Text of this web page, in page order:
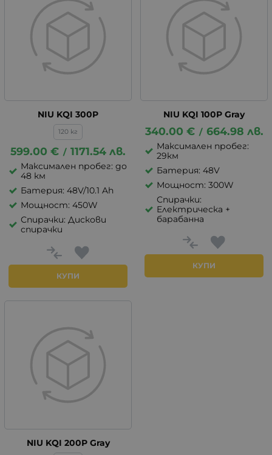
NIU KQI 300P
120 кг
599.00 € / 1171.54 лв.
Максимален пробег: до
48 км
Батерия: 48V/10.1 Ah
Мощност: 450W
Спирачки: Дискови
спирачки
КУПИ
NIU KQI 100P Gray
340.00 € / 664.98 лв.
Максимален пробег:
29км
Батерия: 48V
Мощност: 300W
Спирачки:
Eлектрическа +
барабанна
КУПИ
NIU KQI 200P Gray